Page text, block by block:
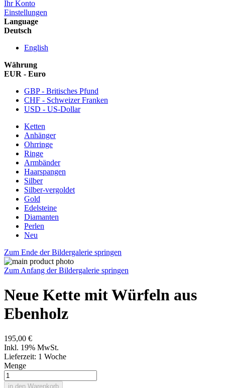
Ihr Konto
Einstellungen
Language
Deutsch
English
Währung
EUR - Euro
GBP - Britisches Pfund
CHF - Schweizer Franken
USD - US-Dollar
Ketten
Anhänger
Ohrringe
Ringe
Armbänder
Haarspangen
Silber
Silber-vergoldet
Gold
Edelsteine
Diamanten
Perlen
Neu
Zum Ende der Bildergalerie springen
Zum Anfang der Bildergalerie springen
Neue Kette mit Würfeln aus
Ebenholz
195,00 €
Inkl. 19% MwSt.
Lieferzeit: 1 Woche
Menge
in den Warenkorb